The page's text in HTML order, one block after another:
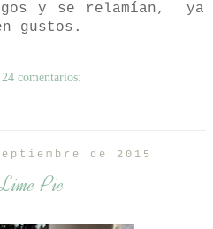
y se relamían,
ya
gustos.
24 comentarios:
de 2015
Pie